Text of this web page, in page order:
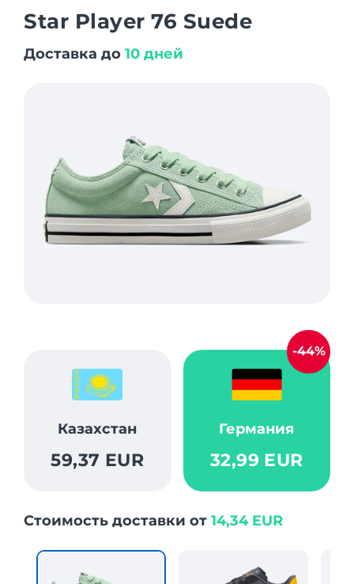
Star Player 76 Suede
Доставка до 10 дней
Казахстан
59,37 EUR
Германия
32,99 EUR
-44%
Стоимость доставки от 14,34 EUR